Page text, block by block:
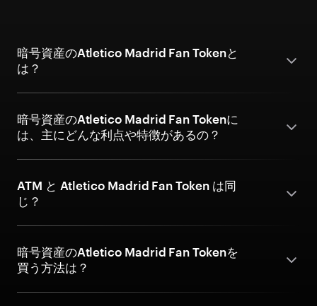
暗号資産のAtletico Madrid Fan Tokenと
は？
暗号資産のAtletico Madrid Fan Tokenに
は、主にどんな利点や特徴があるの？
ATM と Atletico Madrid Fan Token は同
じ？
暗号資産のAtletico Madrid Fan Tokenを
買う方法は？